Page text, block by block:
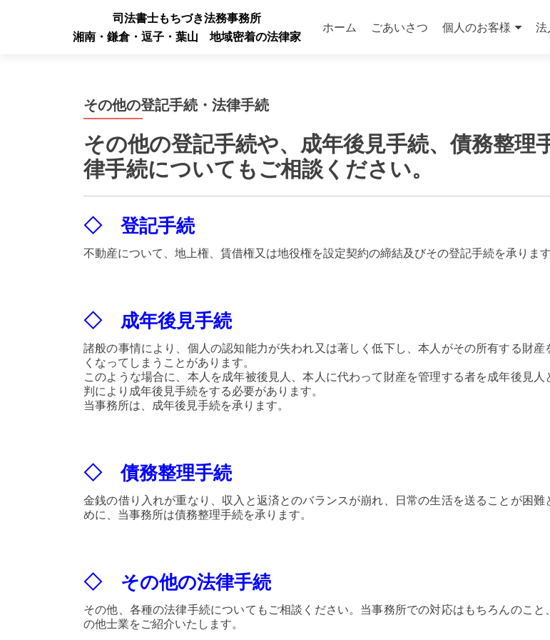
司法書士もちづき法務事務所
湘南・鎌倉・逗子・葉山 地域密着の法律家
ン
ッ
プ
ホーム ごあいさつ 個人のお客様 法
その他の登記手続・法律手続
その他の登記手続や、成年後見手続、債務整理
律手続についてもご相談ください。
◇ 登記手続
不動産について、地上権、賃借権又は地役権を設定契約の締結及びその登記手続を承ります
◇ 成年後見手続
諸般の事情により、個人の認知能力が失われ又は著しく低下し、本人がその所有する財産
くなってしまうことがあります。
このような場合に、本人を成年被後見人、本人に代わって財産を管理する者を成年後見人
判により成年後見手続をする必要があります。
当事務所は、成年後見手続を承ります。
◇ 債務整理手続
金銭の借り入れが重なり、収入と返済とのバランスが崩れ、日常の生活を送ることが困難
めに、当事務所は債務整理手続を承ります。
◇ その他の法律手続
その他、各種の法律手続についてもご相談ください。当事務所での対応はもちろんのこ
の他士業をご紹介いたします。